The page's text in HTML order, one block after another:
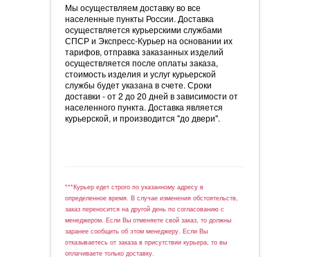
Мы осуществляем доставку во все
населенные пункты России. Доставка
осуществляется курьерскими службами
СПСР и Экспресс-Курьер на основании их
тарифов, отправка заказанных изделий
осуществляется после оплаты заказа,
стоимость изделия и услуг курьерской
службы будет указана в счете. Сроки
доставки - от 2 до 20 дней в зависимости от
населенного пункта. Доставка является
курьерской, и производится "до двери".
***Курьер едет строго по указанному адресу в
определенное время. В случае изменения обстоятельств,
заказ переносится на другой день по согласованию с
менеджером. Если Вы отменяете свой заказ, то должны
заранее сообщить об этом менеджеру. Если Вы
отказываетесь от заказа в присутствии курьера, то вы
оплачиваете только доставку.